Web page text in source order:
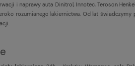
i naprawy auta Dinitrol, Innotec, Teroson
rozumianego lakiernictwa. Od lat